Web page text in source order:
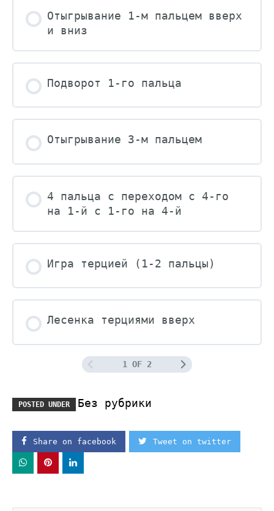
Отыгрывание 1-м пальцем вверх
и вниз
Подворот 1-го пальца
Отыгрывание 3-м пальцем
4 пальца с переходом с 4-го
на 1-й с 1-го на 4-й
Игра терцией (1-2 пальцы)
Лесенка терциями вверх
1 OF 2
POSTED UNDER Без рубрики
Share on facebook Tweet on twitter